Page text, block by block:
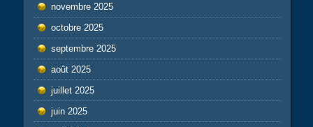
novembre 2025
octobre 2025
septembre 2025
août 2025
juillet 2025
juin 2025